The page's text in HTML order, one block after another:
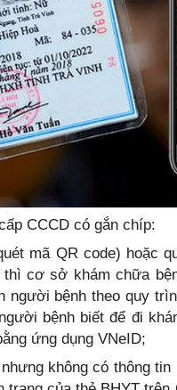
CCCD có gắn chíp:
mã QR code) hoặc
cơ sở khám chữa
người bệnh theo quy
bệnh biết để đi
ứng dụng VNeID;
không có thông tin